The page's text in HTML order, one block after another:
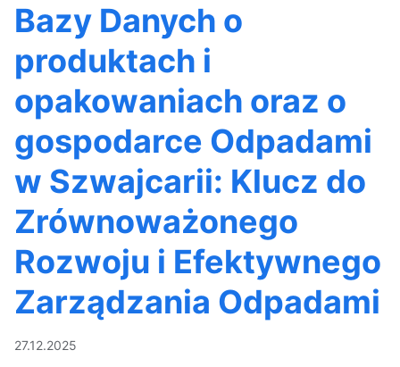
Bazy Danych o
produktach i
opakowaniach oraz o
gospodarce Odpadami
w Szwajcarii: Klucz do
Zrównoważonego
Rozwoju i Efektywnego
Zarządzania Odpadami
27.12.2025